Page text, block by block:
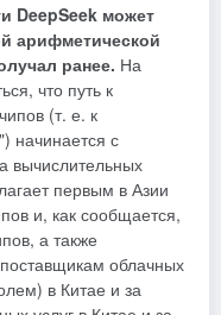
DeepSeek может
арифметической
ранее. На
что путь к
(т. е. к
начинается с
вычислительных
первым в Азии
и, как сообщается,
а также
облачных
в Китае и за